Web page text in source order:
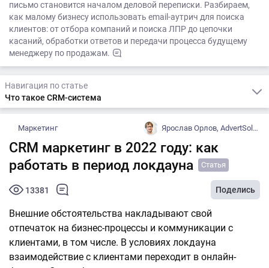
письмо становится началом деловой переписки. Разбираем,
как малому бизнесу использовать email-аутрич для поиска
клиентов: от отбора компаний и поиска ЛПР до цепочки
касаний, обработки ответов и передачи процесса будущему
менеджеру по продажам.
Навигация по статье
Что такое CRM-система
Маркетинг Ярослав Орлов, AdvertSolutions
CRM маркетинг в 2022 году: как
работать в период локдауна
Статья
13381 Поделись
Внешние обстоятельства накладывают свой
отпечаток на бизнес-процессы и коммуникации с
клиентами, в том числе. В условиях локдауна
взаимодействие с клиентами переходит в онлайн-